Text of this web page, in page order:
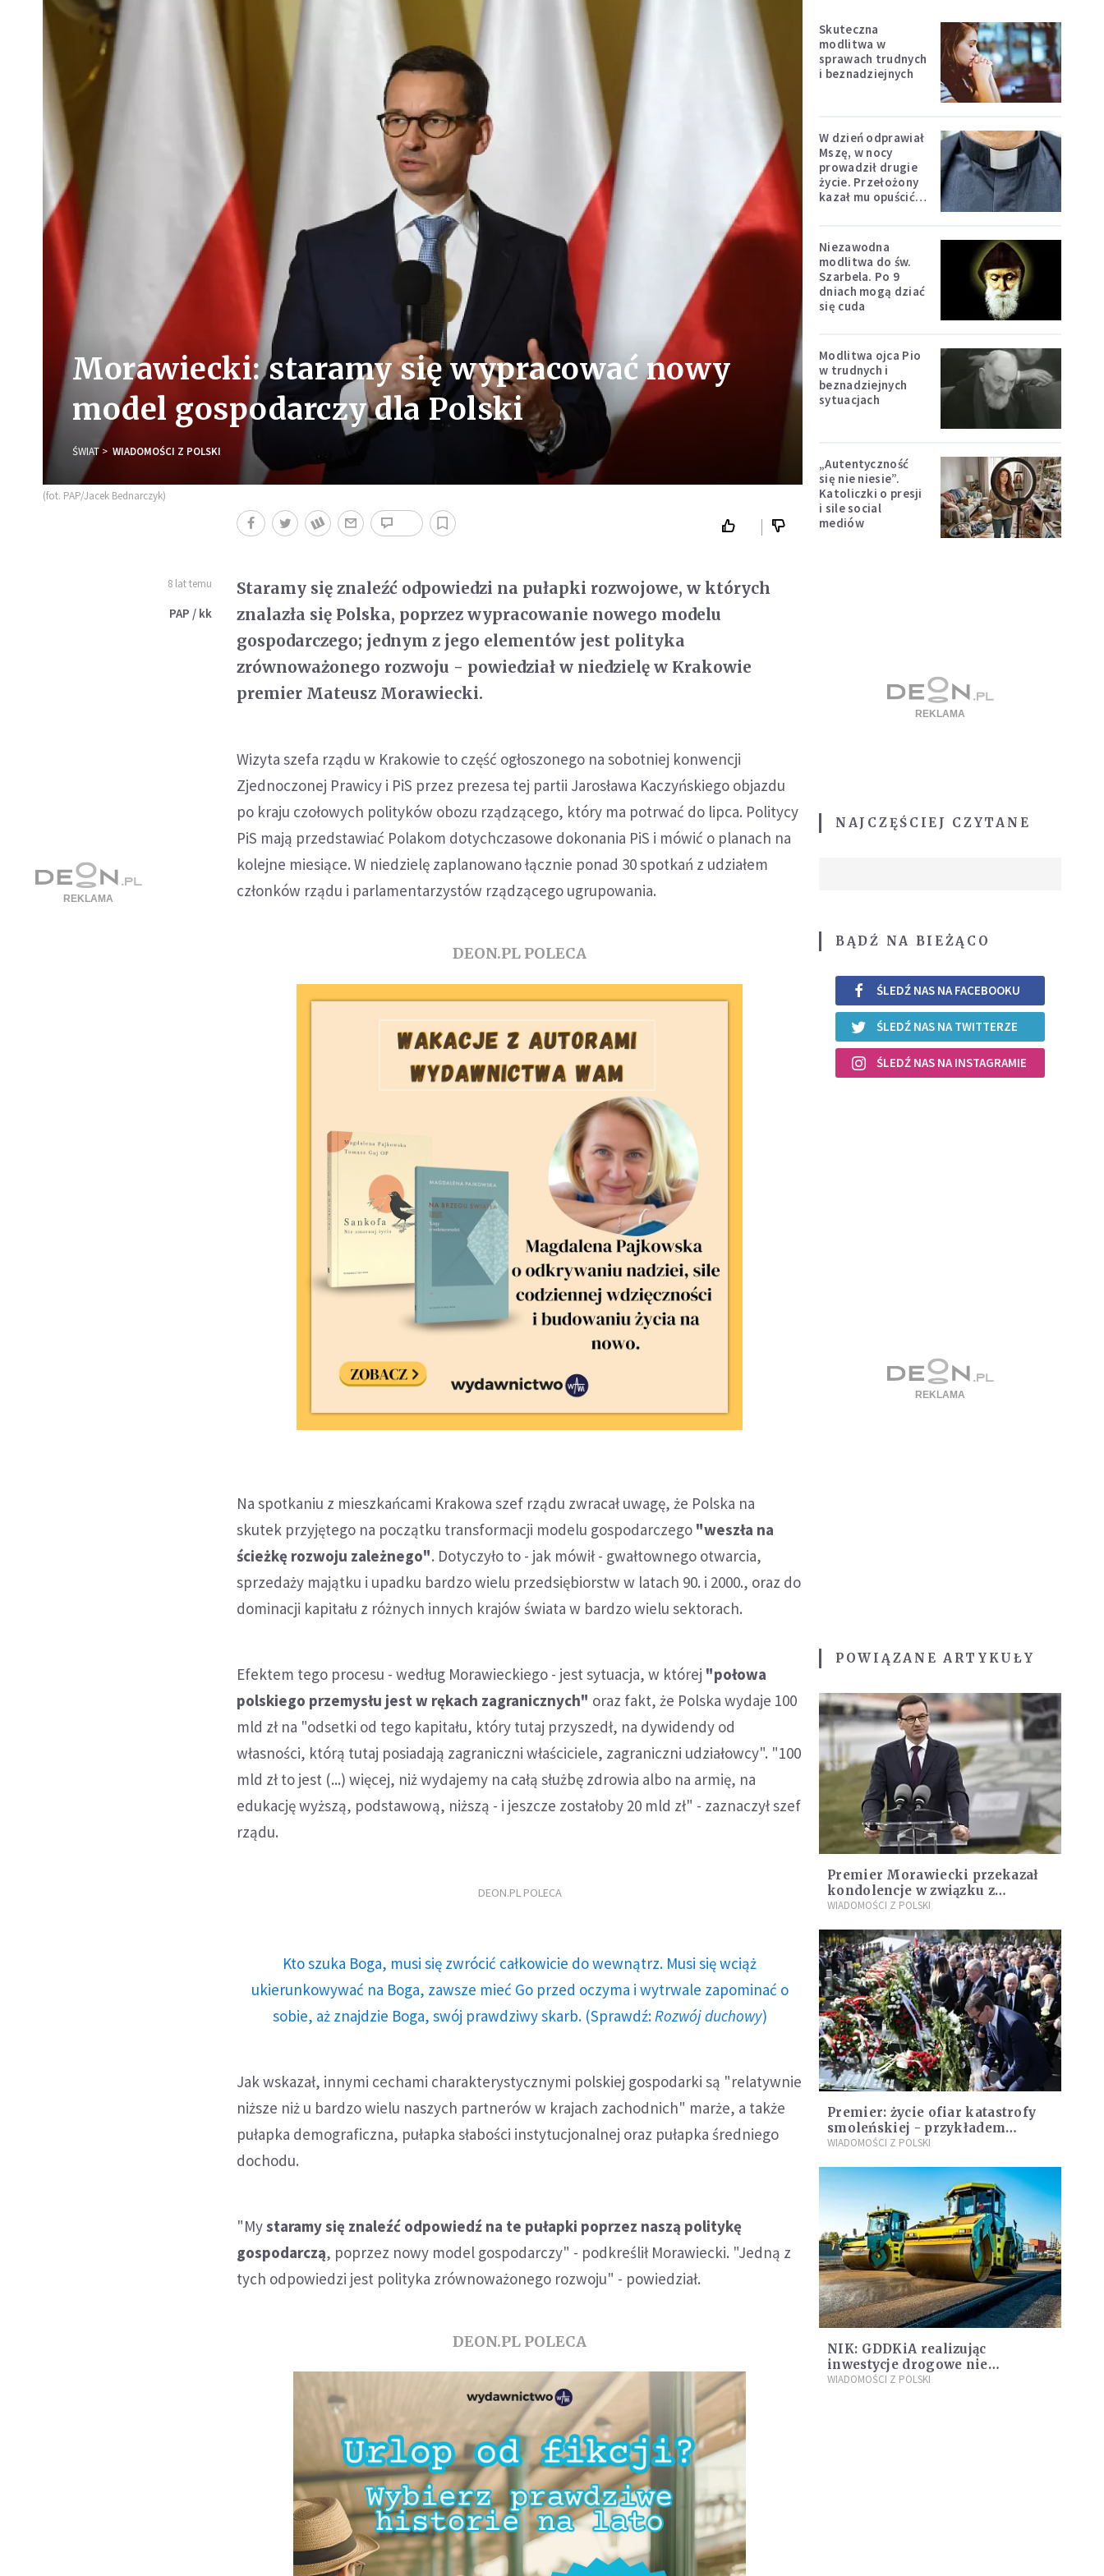
Morawiecki: staramy się wypracować nowy
model gospodarczy dla Polski
ŚWIAT WIADOMOŚCI Z POLSKI
(fot. PAP/Jacek Bednarczyk)
8 lat temu
PAP / kk
Staramy się znaleźć odpowiedzi na pułapki rozwojowe, w których
znalazła się Polska, poprzez wypracowanie nowego modelu
gospodarczego; jednym z jego elementów jest polityka
zrównoważonego rozwoju - powiedział w niedzielę w Krakowie
premier Mateusz Morawiecki.
Wizyta szefa rządu w Krakowie to część ogłoszonego na sobotniej konwencji
Zjednoczonej Prawicy i PiS przez prezesa tej partii Jarosława Kaczyńskiego objazdu
po kraju czołowych polityków obozu rządzącego, który ma potrwać do lipca. Politycy
PiS mają przedstawiać Polakom dotychczasowe dokonania PiS i mówić o planach na
kolejne miesiące. W niedzielę zaplanowano łącznie ponad 30 spotkań z udziałem
członków rządu i parlamentarzystów rządzącego ugrupowania.
DEON.PL POLECA
Na spotkaniu z mieszkańcami Krakowa szef rządu zwracał uwagę, że Polska na
skutek przyjętego na początku transformacji modelu gospodarczego "weszła na
ścieżkę rozwoju zależnego". Dotyczyło to - jak mówił - gwałtownego otwarcia,
sprzedaży majątku i upadku bardzo wielu przedsiębiorstw w latach 90. i 2000., oraz do
dominacji kapitału z różnych innych krajów świata w bardzo wielu sektorach.
Efektem tego procesu - według Morawieckiego - jest sytuacja, w której "połowa
polskiego przemysłu jest w rękach zagranicznych" oraz fakt, że Polska wydaje 100
mld zł na "odsetki od tego kapitału, który tutaj przyszedł, na dywidendy od
własności, którą tutaj posiadają zagraniczni właściciele, zagraniczni udziałowcy". "100
mld zł to jest (...) więcej, niż wydajemy na całą służbę zdrowia albo na armię, na
edukację wyższą, podstawową, niższą - i jeszcze zostałoby 20 mld zł" - zaznaczył szef
rządu.
DEON.PL POLECA
Kto szuka Boga, musi się zwrócić całkowicie do wewnątrz. Musi się wciąż
ukierunkowywać na Boga, zawsze mieć Go przed oczyma i wytrwale zapominać o
sobie, aż znajdzie Boga, swój prawdziwy skarb. (Sprawdź: Rozwój duchowy)
Jak wskazał, innymi cechami charakterystycznymi polskiej gospodarki są "relatywnie
niższe niż u bardzo wielu naszych partnerów w krajach zachodnich" marże, a także
pułapka demograficzna, pułapka słabości instytucjonalnej oraz pułapka średniego
dochodu.
"Mystaramy się znaleźć odpowiedź na te pułapki poprzez naszą politykę
gospodarczą, poprzez nowy model gospodarczy" - podkreślił Morawiecki. "Jedną z
tych odpowiedzi jest polityka zrównoważonego rozwoju" - powiedział.
DEON.PL POLECA
Skuteczna
modlitwa w
sprawach trudnych
i beznadziejnych
W dzień odprawiał
Mszę, w nocy
prowadził drugie
życie. Przełożony
kazał mu opuścić
Niezawodna
modlitwa do św.
Szarbela. Po 9
dniach mogą dziać
się cuda
Modlitwa ojca Pio
w trudnych i
beznadziejnych
sytuacjach
„Autentyczność
się nie niesie”.
Katoliczki o presji
i sile social
mediów
NAJCZĘŚCIEJ CZYTANE
BĄDŹ NA BIEŻĄCO
ŚLEDŹ NAS NA FACEBOOKU
ŚLEDŹ NAS NA TWITTERZE
ŚLEDŹ NAS NA INSTAGRAMIE
POWIĄZANE ARTYKUŁY
Premier Morawiecki przekazał
kondolencje w związku z
atakiem w Muenster
WIADOMOŚCI Z POLSKI
Premier: życie ofiar katastrofy
smoleńskiej - przykładem
patriotyzmu oraz służby
WIADOMOŚCI Z POLSKI
NIK: GDDKiA realizując
inwestycje drogowe nie
zabezpieczyła interesu Skarbu
WIADOMOŚCI Z POLSKI